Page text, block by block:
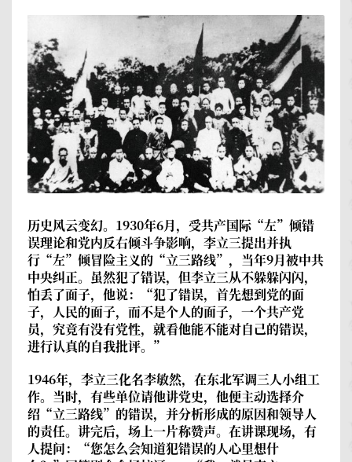
历史风云变幻。1930年6月，受共产国际“左”倾错
误理论和党内反右倾斗争影响，李立三提出并执
行“左”倾冒险主义的“立三路线”，当年9月被中共
中央纠正。虽然犯了错误，但李立三从不躲躲闪闪，
怕丢了面子，他说：“犯了错误，首先想到党的面
子，人民的面子，而不是个人的面子，一个共产党
员，究竟有没有党性，就看他能不能对自己的错误，
进行认真的自我批评。”
1946年，李立三化名李敏然，在东北军调三人小组工
作。当时，有些单位请他讲党史，他便主动选择介
绍“立三路线”的错误，并分析形成的原因和领导人
的责任。讲完后，场上一片称赞声。在讲课现场，有
人提问：“您怎么会知道犯错误的人心里想什